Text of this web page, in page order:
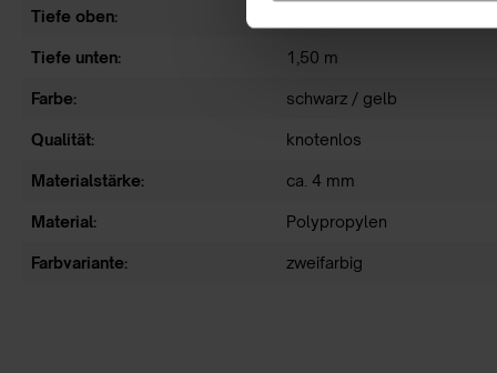
Tiefe oben:
Tiefe unten: 1,50 m
Farbe: schwarz / gelb
Qualität: knotenlos
Materialstärke: ca. 4 mm
Material: Polypropylen
Farbvariante: zweifarbig